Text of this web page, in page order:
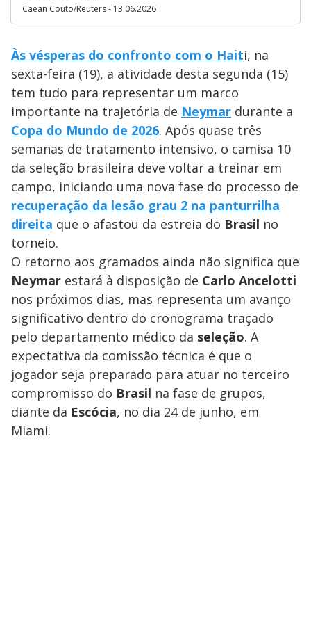
Caean Couto/Reuters - 13.06.2026
Às vésperas do confronto com o Haiti, na
sexta-feira (19), a atividade desta segunda (15)
tem tudo para representar um marco
importante na trajetória de Neymar durante a
Copa do Mundo de 2026. Após quase três
semanas de tratamento intensivo, o camisa 10
da seleção brasileira deve voltar a treinar em
campo, iniciando uma nova fase do processo de
recuperação da lesão grau 2 na panturrilha
direita que o afastou da estreia do Brasil no
torneio.
O retorno aos gramados ainda não significa que
Neymar estará à disposição de Carlo Ancelotti
nos próximos dias, mas representa um avanço
significativo dentro do cronograma traçado
pelo departamento médico da seleção. A
expectativa da comissão técnica é que o
jogador seja preparado para atuar no terceiro
compromisso do Brasil na fase de grupos,
diante da Escócia, no dia 24 de junho, em
Miami.